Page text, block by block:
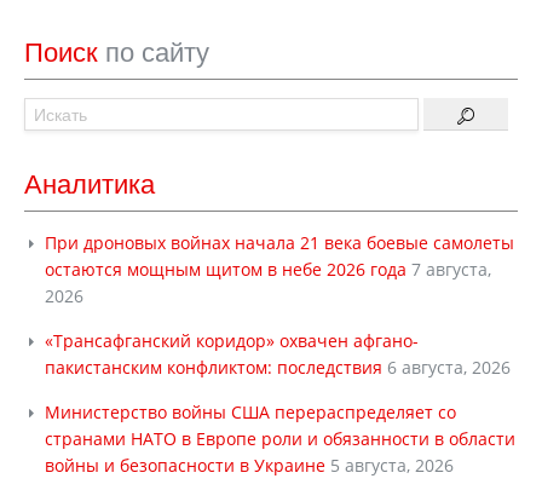
Поиск по сайту
Аналитика
При дроновых войнах начала 21 века боевые самолеты
остаются мощным щитом в небе 2026 года 7 августа,
2026
«Трансафганский коридор» охвачен афгано-
пакистанским конфликтом: последствия 6 августа, 2026
Министерство войны США перераспределяет со
странами НАТО в Европе роли и обязанности в области
войны и безопасности в Украине 5 августа, 2026